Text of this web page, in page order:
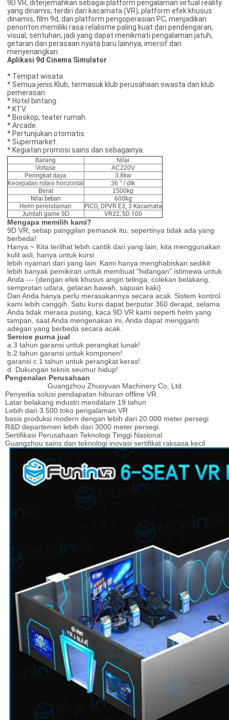
9D VR, diterjemahkan sebagai platform pengalaman virtual reality
yang dinamis, terdiri dari kacamata (VR), platform efek khusus
dinamis, film 9d, dan platform pengoperasian PC, menjadikan
penonton memiliki rasa relalisme paling kuat dari pendengaran,
visual, sentuhan, jadi yang dapat menikmati pengalaman jatuh,
getaran dan perasaan nyata baru lainnya, imersif dan
menyenangkan.
Aplikasi 9d Cinema Simulator
* Tempat wisata.
* Semua jenis Klub, termasuk klub perusahaan swasta dan klub
pemerasan.
* Hotel bintang.
* KTV.
* Bioskop, teater rumah.
* Arcade.
* Pertunjukan otomatis.
* Supermarket.
* Kegiatan promosi sains dan sebagainya.
Barang
Nilai
Voltase
AC220V
Peringkat daya
3.8kw
Kecepatan rotasi horizontal
36 ° / dtk
Berat
1500kg
Nilai beban
600kg
Helm perendaman
PICO, DPVR E3, 3 Kacamata
Jumlah game 9D
VR22; 5D 100
Mengapa memilih kami?
9D VR, setiap panggilan pemasok itu, sepertinya tidak ada yang
berbeda!
Hanya ~ Kita terlihat lebih cantik dari yang lain, kita menggunakan
kulit asli, hanya untuk kursi
lebih nyaman dari yang lain. Kami hanya menghabiskan sedikit
lebih banyak pemikiran untuk membuat "hidangan" istimewa untuk
Anda --- (dengan efek khusus angin telinga, colekan belakang,
semprotan udara, getaran bawah, sapuan kaki)
Dan Anda hanya perlu merasakannya secara acak. Sistem kontrol
kami lebih canggih. Satu kursi dapat berputar 360 derajat, selama
Anda tidak merasa pusing, kaca 9D VR kami seperti helm yang
tampan, saat Anda mengenakan ini, Anda dapat mengganti
adegan yang berbeda secara acak.
Sercice purna jual
a.3 tahun garansi untuk perangkat lunak!
b.2 tahun garansi untuk komponen!
garansi c.1 tahun untuk perangkat keras!
d. Dukungan teknis seumur hidup!
Pengenalan Perusahaan
Guangzhou Zhuoyuan Machinery Co, Ltd
Penyedia solusi pendapatan hiburan offline VR.
Latar belakang industri mendalam 19 tahun
Lebih dari 3.500 toko pengalaman VR
basis produksi modern dengan lebih dari 20.000 meter persegi
R&D departemen lebih dari 3000 meter persegi.
Sertifikasi Perusahaan Teknologi Tinggi Nasional
Guangzhou sains dan teknologi inovasi sertifikat raksasa kecil